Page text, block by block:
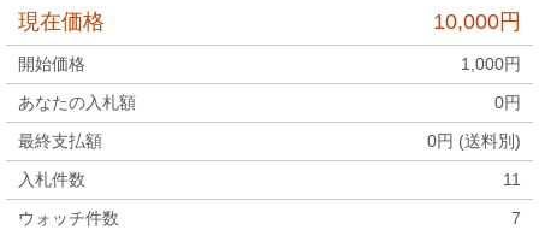
現在価格 10,000円
開始価格 1,000円
あなたの入札額
0円
最終支払額
0円 (送料別)
入札件数
11
ウォッチ件数
7